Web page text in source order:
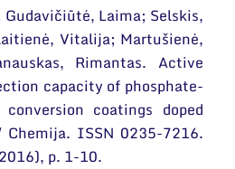
Gudavičiūtė, Laima; Selskis,
Vitalija; Martušienė,
Rimantas. Active
capacity of phosphate-
conversion coatings doped
ISSN 0235-7216.
p. 1-10.